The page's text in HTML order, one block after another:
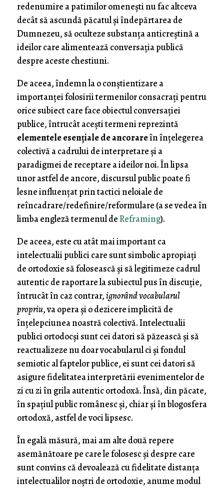
redenumire a patimilor omeneşti nu fac altceva
decât să ascundă păcatul şi îndepărtarea de
Dumnezeu, să oculteze substanţa anticreştină a
ideilor care alimentează conversaţia publică
despre aceste chestiuni.
De aceea, îndemn la o conştientizare a
importanţei folosirii termenilor consacraţi pentru
orice subiect care face obiectul conversaţiei
publice, întrucât aceşti termeni reprezintă
elementele esenţiale de ancorareîn înţelegerea
colectivă a cadrului de interpretare şi a
paradigmei de receptare a ideilor noi. În lipsa
unor astfel de ancore, discursul public poate fi
lesne influenţat prin tactici neloiale de
reîncadrare/redefinire/reformulare (a se vedea în
limba engleză termenul deReframing).
De aceea, este cu atât mai important ca
intelectualii publici care sunt simbolic apropiaţi
de ortodoxie să folosească şi să legitimeze cadrul
autentic de raportare la subiectul pus în discuţie,
întrucât în caz contrar,ignorând vocabularul
propriu, va opera şi o dezicere implicită de
înţelepciunea noastră colectivă. Intelectualii
publici ortodocşi sunt cei datori să păzească şi să
reactualizeze nu doar vocabularul ci şi fondul
semiotic al faptelor publice, ei sunt cei datori să
asigure fidelitatea interpretării evenimentelor de
zi cu zi în grila autentic ortodoxă. Însă, din păcate,
în spaţiul public românesc şi, chiar şi în blogosfera
ortodoxă, astfel de voci lipsesc.
În egală măsură, mai am alte două repere
asemănătoare pe care le folosesc şi despre care
sunt convins că devoalează cu fidelitate distanţa
intelectualilor noştri de ortodoxie, anume modul